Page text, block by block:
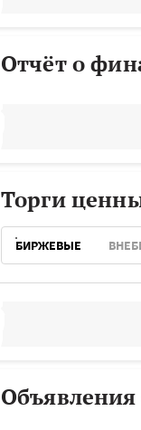
Отчёт о
Торги
БИРЖЕВЫЕ
Объявления